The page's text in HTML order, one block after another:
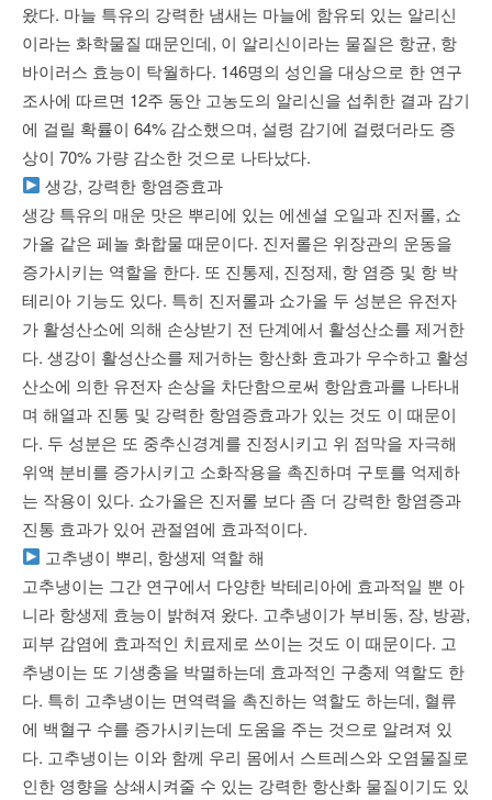
왔다. 마늘 특유의 강력한 냄새는 마늘에 함유되 있는 알리신
이라는 화학물질 때문인데, 이 알리신이라는 물질은 항균, 항
바이러스 효능이 탁월하다. 146명의 성인을 대상으로 한 연구
조사에 따르면 12주 동안 고농도의 알리신을 섭취한 결과 감기
에 걸릴 확률이 64% 감소했으며, 설령 감기에 걸렸더라도 증
상이 70% 가량 감소한 것으로 나타났다.
생강, 강력한 항염증효과
생강 특유의 매운 맛은 뿌리에 있는 에센셜 오일과 진저롤, 쇼
가올 같은 페놀 화합물 때문이다. 진저롤은 위장관의 운동을
증가시키는 역할을 한다. 또 진통제, 진정제, 항 염증 및 항 박
테리아 기능도 있다. 특히 진저롤과 쇼가올 두 성분은 유전자
가 활성산소에 의해 손상받기 전 단계에서 활성산소를 제거한
다. 생강이 활성산소를 제거하는 항산화 효과가 우수하고 활성
산소에 의한 유전자 손상을 차단함으로써 항암효과를 나타내
며 해열과 진통 및 강력한 항염증효과가 있는 것도 이 때문이
다. 두 성분은 또 중추신경계를 진정시키고 위 점막을 자극해
위액 분비를 증가시키고 소화작용을 촉진하며 구토를 억제하
는 작용이 있다. 쇼가올은 진저롤 보다 좀 더 강력한 항염증과
진통 효과가 있어 관절염에 효과적이다.
고추냉이 뿌리, 항생제 역할 해
고추냉이는 그간 연구에서 다양한 박테리아에 효과적일 뿐 아
니라 항생제 효능이 밝혀져 왔다. 고추냉이가 부비동, 장, 방광,
피부 감염에 효과적인 치료제로 쓰이는 것도 이 때문이다. 고
추냉이는 또 기생충을 박멸하는데 효과적인 구충제 역할도 한
다. 특히 고추냉이는 면역력을 촉진하는 역할도 하는데, 혈류
에 백혈구 수를 증가시키는데 도움을 주는 것으로 알려져 있
다. 고추냉이는 이와 함께 우리 몸에서 스트레스와 오염물질로
인한 영향을 상쇄시켜줄 수 있는 강력한 항산화 물질이기도 있